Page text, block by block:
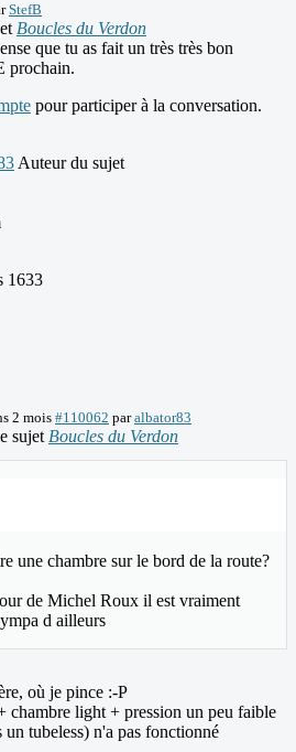
StefB
Boucles du Verdon
que tu as fait un très très bon
prochain.
pour participer à la conversation.
Auteur du sujet
1633
2 mois #110062 paralbator83
sujet Boucles du Verdon
une chambre sur le bord de la route?
de Michel Roux il est vraiment
d ailleurs
où je pince :-P
light + pression un peu faible
un tubeless) n'a pas fonctionné